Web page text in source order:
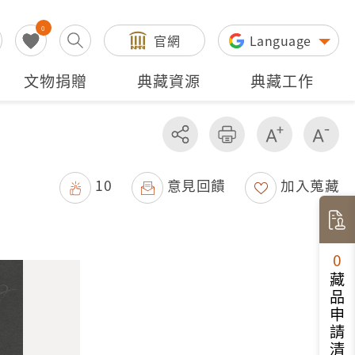
0
官網 Language
文物捐贈 典藏資源 典藏工作
分享 友善列印 增加字級
10 意見回饋 加入蒐藏
0
藏品申請清單